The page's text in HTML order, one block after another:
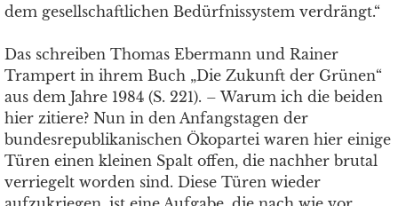
dem gesellschaftlichen Bedürfnissystem verdrängt.“
Das schreiben Thomas Ebermann und Rainer
Trampert in ihrem Buch „Die Zukunft der Grünen“
aus dem Jahre 1984 (S. 221). – Warum ich die beiden
hier zitiere? Nun in den Anfangstagen der
bundesrepublikanischen Ökopartei waren hier einige
Türen einen kleinen Spalt offen, die nachher brutal
verriegelt worden sind. Diese Türen wieder